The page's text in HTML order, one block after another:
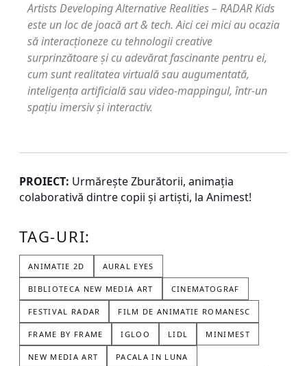
Artists Developing Alternative Realities – RADAR Kids
este un loc de joacă art & tech. Aici cei mici au ocazia
să interacționeze cu tehnologii creative
surprinzătoare și cu adevărat fascinante pentru ei,
cum sunt realitatea virtuală sau augumentată,
inteligența artificială sau video-mappingul, într-un
spațiu imersiv și interactiv.
PROIECT: Urmărește Zburătorii, animația
colaborativă dintre copii și artiști, la Animest!
TAG-URI:
ANIMATIE 2D AURAL EYES
BIBLIOTECA NEW MEDIA ART CINEMATOGRAF
FESTIVAL RADAR FILM DE ANIMATIE ROMANESC
FRAME BY FRAME IGLOO LIDL MINIMEST
NEW MEDIA ART PACALA IN LUNA